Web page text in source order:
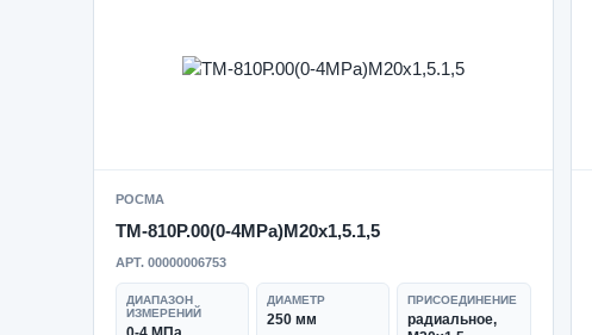
РОСМА
ТМ-810Р.00(0-4MPa)M20x1,5.1,5
АРТ. 00000006753
ДИАПАЗОН
ИЗМЕРЕНИЙ
ДИАМЕТР
250 мм
ПРИСОЕДИНЕНИЕ
радиальное,